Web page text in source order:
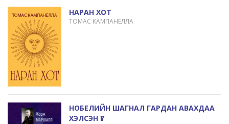
НАРАН ХОТ
ТОМАС КАМПАНЕЛЛА
НОБЕЛИЙН ШАГНАЛ ГАРДАН АВАХДАА
ХЭЛСЭН ҮГ